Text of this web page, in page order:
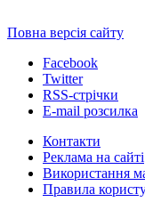
Повна версія сайту
Facebook
Twitter
RSS-стрічки
E-mail розсилка
Контакти
Реклама на сайті
Використання
Правила